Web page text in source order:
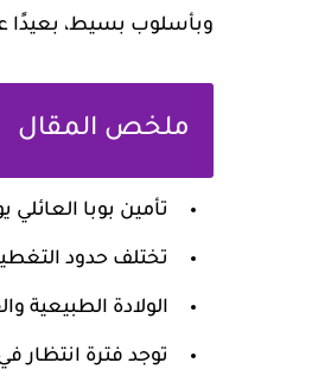
وبأسلوب بسيط، بعيدًا
ملخص المقال
تأمين بوبا
تختلف حدود التغطية
الولادة الطبيعية
توجد فترة انتظار